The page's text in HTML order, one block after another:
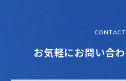
CONTACT
お気軽にお問い合わ